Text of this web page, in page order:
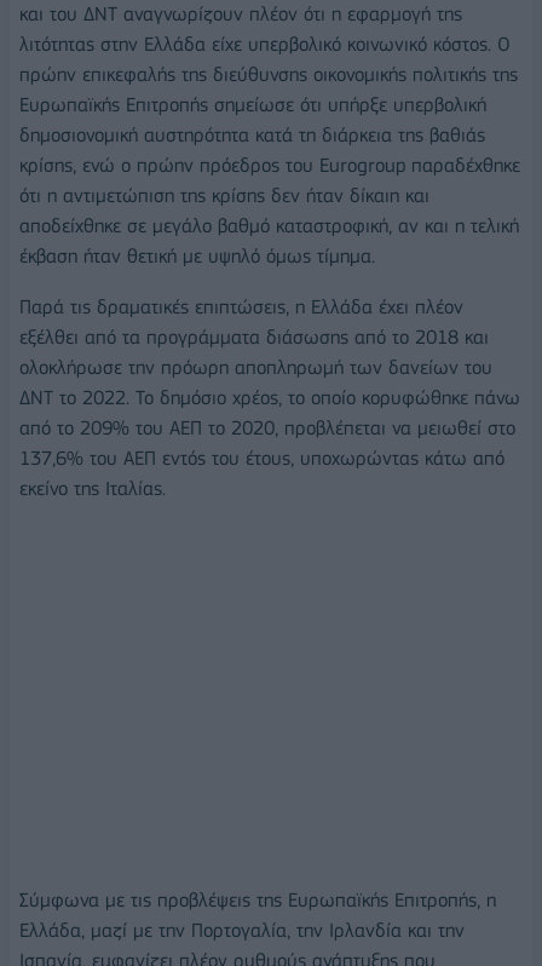
και του ΔΝΤ αναγνωρίζουν πλέον ότι η εφαρμογή της
λιτότητας στην Ελλάδα είχε υπερβολικό κοινωνικό κόστος. Ο
πρώην επικεφαλής της διεύθυνσης οικονομικής πολιτικής της
Ευρωπαϊκής Επιτροπής σημείωσε ότι υπήρξε υπερβολική
δημοσιονομική αυστηρότητα κατά τη διάρκεια της βαθιάς
κρίσης, ενώ ο πρώην πρόεδρος του Eurogroup παραδέχθηκε
ότι η αντιμετώπιση της κρίσης δεν ήταν δίκαιη και
αποδείχθηκε σε μεγάλο βαθμό καταστροφική, αν και η τελική
έκβαση ήταν θετική με υψηλό όμως τίμημα.
Παρά τις δραματικές επιπτώσεις, η Ελλάδα έχει πλέον
εξέλθει από τα προγράμματα διάσωσης από το 2018 και
ολοκλήρωσε την πρόωρη αποπληρωμή των δανείων του
ΔΝΤ το 2022. Το δημόσιο χρέος, το οποίο κορυφώθηκε πάνω
από το 209% του ΑΕΠ το 2020, προβλέπεται να μειωθεί στο
137,6% του ΑΕΠ εντός του έτους, υποχωρώντας κάτω από
εκείνο της Ιταλίας.
Σύμφωνα με τις προβλέψεις της Ευρωπαϊκής Επιτροπής, η
Ελλάδα, μαζί με την Πορτογαλία, την Ιρλανδία και την
Ισπανία, εμφανίζει πλέον ρυθμούς ανάπτυξης που